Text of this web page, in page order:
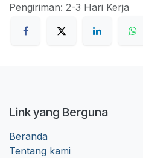
Pengiriman: 2-3 Hari Kerja
Link yang Berguna
Beranda
Tentang kami